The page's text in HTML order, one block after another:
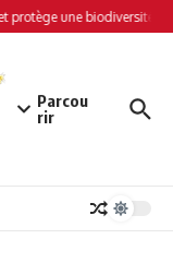
une biodiversité
Parcou
rir